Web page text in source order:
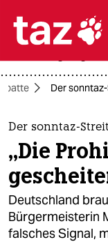

themen
politik
öko
gesellschaft
Der
Der sonntaz-Streit
„Die
Deutschland
Bürgermeisterin
falsches Signal,